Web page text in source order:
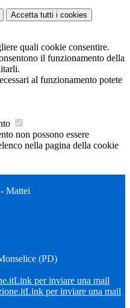
Accetta tutti i cookies
quali cookie consentire.
il funzionamento della
al funzionamento potete
non possono essere
nella pagina della cookie
Mattei
(PD)
Link per inviare una mail
Link per inviare una mail